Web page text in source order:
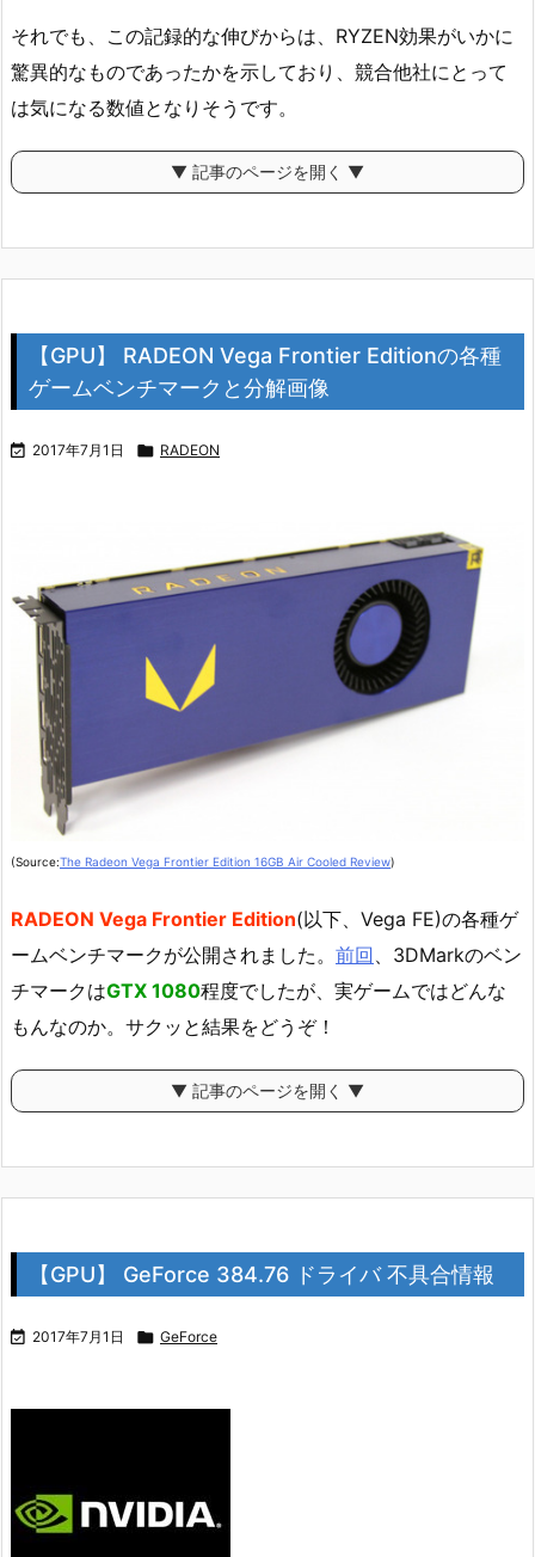
それでも、この記録的な伸びからは、RYZEN効果がいかに
驚異的なものであったかを示しており、競合他社にとって
は気になる数値となりそうです。
▼ 記事のページを開く ▼
【GPU】 RADEON Vega Frontier Editionの各種
ゲームベンチマークと分解画像
 2017年7月1日  RADEON
(Source:The Radeon Vega Frontier Edition 16GB Air Cooled Review)
RADEON Vega Frontier Edition(以下、Vega FE)の各種ゲ
ームベンチマークが公開されました。 前回 、3DMarkのベン
チマークはGTX 1080程度でしたが、実ゲームではどんな
もんなのか。サクッと結果をどうぞ！
▼ 記事のページを開く ▼
【GPU】 GeForce 384.76 ドライバ 不具合情報
 2017年7月1日  GeForce